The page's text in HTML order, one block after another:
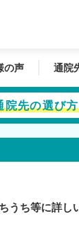
の声 通院
先の選び
うち等に詳し